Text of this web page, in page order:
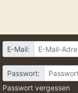
E-Mail:
Passwort:
Passwort vergessen